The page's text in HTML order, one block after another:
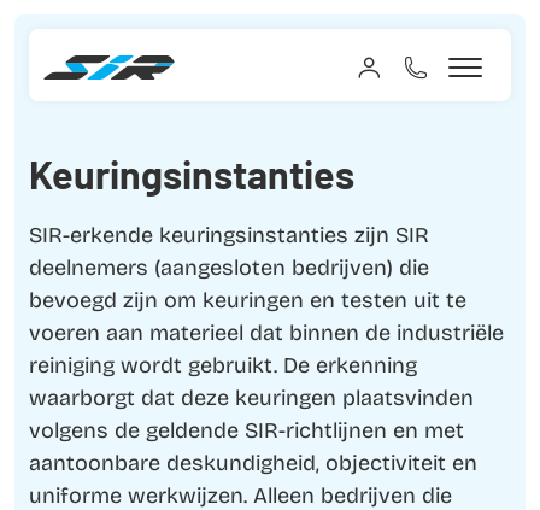
Keuringsinstanties
SIR-erkende keuringsinstanties zijn SIR
deelnemers (aangesloten bedrijven) die
bevoegd zijn om keuringen en testen uit te
voeren aan materieel dat binnen de industriële
reiniging wordt gebruikt. De erkenning
waarborgt dat deze keuringen plaatsvinden
volgens de geldende SIR-richtlijnen en met
aantoonbare deskundigheid, objectiviteit en
uniforme werkwijzen. Alleen bedrijven die